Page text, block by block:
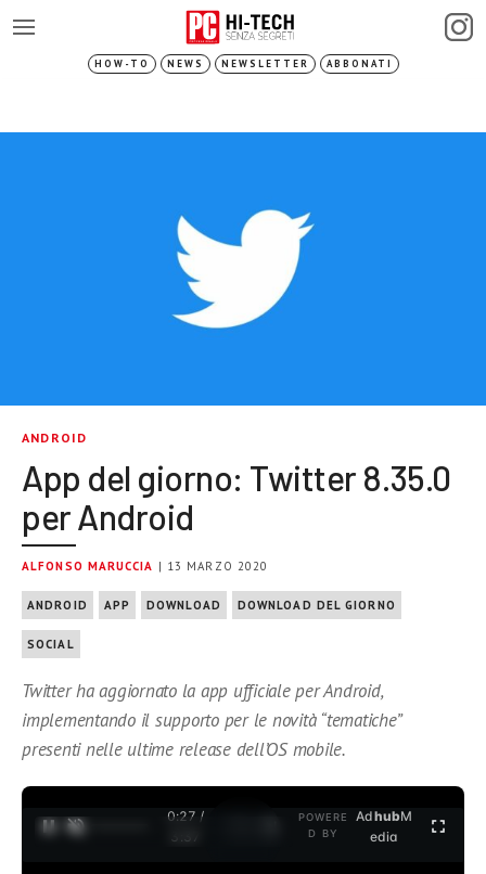
HOW-TO NEWS NEWSLETTER ABBONATI
ANDROID
App del giorno: Twitter 8.35.0
per Android
ALFONSO MARUCCIA | 13 MARZO 2020
ANDROID APP DOWNLOAD DOWNLOAD DEL GIORNO
SOCIAL
Twitter ha aggiornato la app ufficiale per Android,
implementando il supporto per le novità “tematiche”
presenti nelle ultime release dell’OS mobile.
0:27 /
3:37
POWERE
D BY
AdhubM
edia